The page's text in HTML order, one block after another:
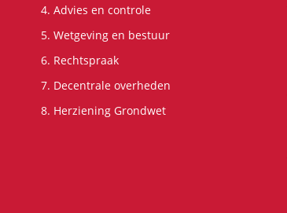
4. Advies en controle
5. Wetgeving en bestuur
6. Rechtspraak
7. Decentrale overheden
8. Herziening Grondwet